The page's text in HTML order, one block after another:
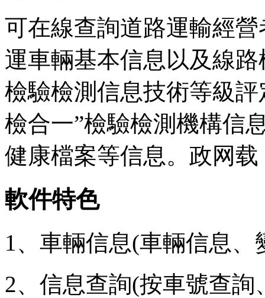
可在線查詢道路運輸經
運車輛基本信息以及線
檢驗檢測信息技術等級
檢合一”檢驗檢測機構信
健康檔案等信息。政网载
軟件特色
1、車輛信息(車輛信息、
2、信息查詢(按車號查